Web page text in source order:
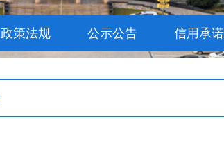
政策法规 公示公告 信用承诺